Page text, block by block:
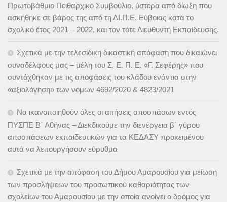
Πρωτοβάθμιο Πειθαρχικό Συμβούλιο, ύστερα από δίωξη που
ασκήθηκε σε βάρος της από τη ΔΙ.Π.Ε. Εύβοιας κατά το
σχολικό έτος 2021 – 2022, και τον τότε Διευθυντή Εκπαίδευσης.
Σχετικά με την τελεσίδικη δικαστική απόφαση που δικαιώνει
συναδέλφους μας – μέλη του Σ. Ε. Π. Ε. «Γ. Σεφέρης» που
συντάχθηκαν με τις αποφάσεις του κλάδου ενάντια στην
«αξιολόγηση» των νόμων 4692/2020 & 4823/2021
Να ικανοποιηθούν όλες οι αιτήσεις αποσπάσων εντός
ΠΥΣΠΕ Β΄ Αθήνας – Διεκδικούμε την διενέργεια β΄ γύρου
αποσπάσεων εκπαιδευτικών για τα ΚΕΔΑΣΥ προκειμένου
αυτά να λειτουργήσουν εύρυθμα
Σχετικά με την απόφαση του Δήμου Αμαρουσίου για μείωση
των προσλήψεων του προσωπικού καθαριότητας των
σχολείων του Αμαρουσίου με την οποία ανοίγει ο δρόμος για